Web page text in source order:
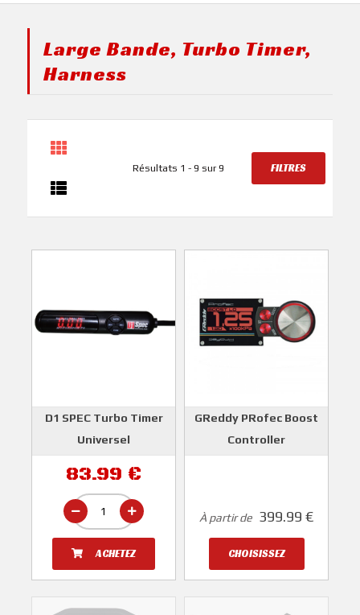
Large Bande, Turbo Timer,
Harness
Résultats 1 - 9 sur 9 FILTRES
D1 SPEC Turbo Timer
Universel
83.99 €
ACHETEZ
GReddy PRofec Boost
Controller
À partir de 399.99 €
CHOISISSEZ